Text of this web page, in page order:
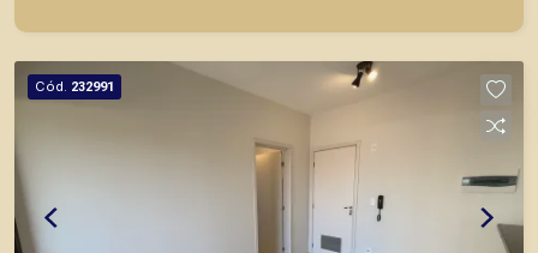
lançamentos da cidade de Ribeirão Preto.
Cód. 232991